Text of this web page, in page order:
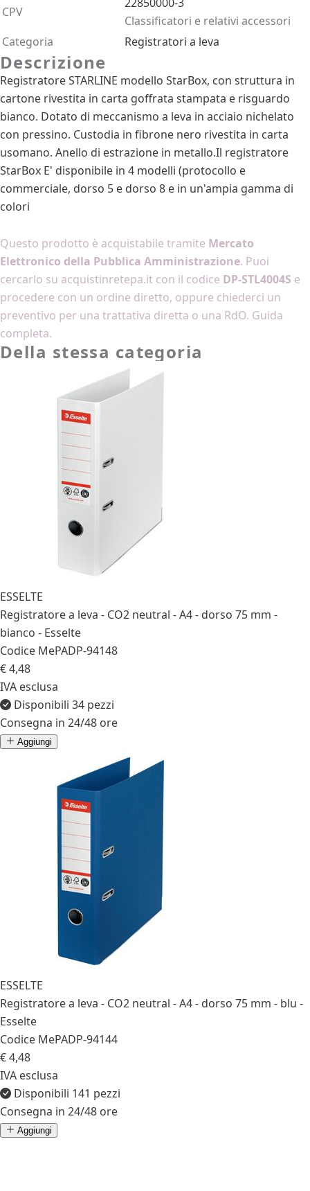
CPV
Classificatori e relativi accessori
Categoria
Registratori a leva
Descrizione
Registratore STARLINE modello StarBox, con struttura in
cartone rivestita in carta goffrata stampata e risguardo
bianco. Dotato di meccanismo a leva in acciaio nichelato
con pressino. Custodia in fibrone nero rivestita in carta
usomano. Anello di estrazione in metallo.Il registratore
StarBox E' disponibile in 4 modelli (protocollo e
commerciale, dorso 5 e dorso 8 e in un'ampia gamma di
colori
Questo prodotto è acquistabile tramite Mercato
Elettronico della Pubblica Amministrazione. Puoi
cercarlo su acquistinretepa.it con il codice DP-STL4004S e
procedere con un ordine diretto, oppure chiederci un
preventivo per una trattativa diretta o una RdO. Guida
completa.
Della stessa categoria
ESSELTE
Registratore a leva - CO2 neutral - A4 - dorso 75 mm -
bianco - Esselte
Codice MePADP-94148
€ 4,48
IVA esclusa
Disponibili 34 pezzi
Consegna in 24/48 ore
Aggiungi
ESSELTE
Registratore a leva - CO2 neutral - A4 - dorso 75 mm - blu -
Esselte
Codice MePADP-94144
€ 4,48
IVA esclusa
Disponibili 141 pezzi
Consegna in 24/48 ore
Aggiungi